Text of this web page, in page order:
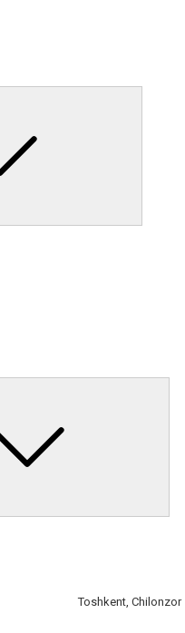
Toshkent, Chilonzor